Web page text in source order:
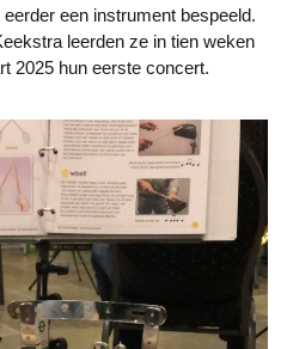
een instrument bespeeld.
leerden ze in tien weken
2025 hun eerste concert.